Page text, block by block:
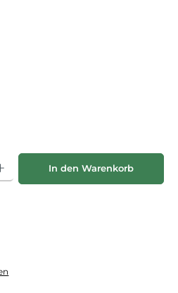
Wert ein oder benutze die
In den Warenkorb